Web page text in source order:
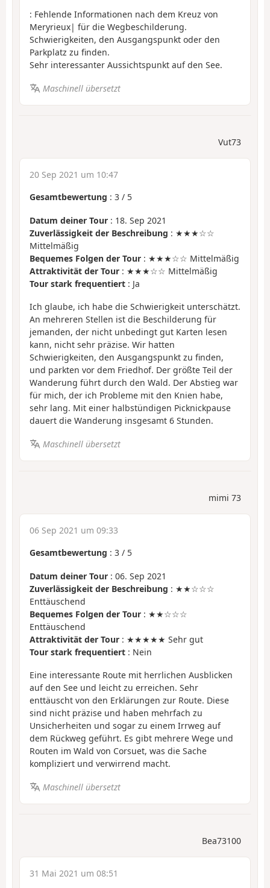
: Fehlende Informationen nach dem Kreuz von
Meryrieux| für die Wegbeschilderung.
Schwierigkeiten, den Ausgangspunkt oder den
Parkplatz zu finden.
Sehr interessanter Aussichtspunkt auf den See.
Maschinell übersetzt
Vut73
20 Sep 2021 um 10:47
Gesamtbewertung : 3 / 5
Datum deiner Tour : 18. Sep 2021
Zuverlässigkeit der Beschreibung : ★★★☆☆
Mittelmäßig
Bequemes Folgen der Tour : ★★★☆☆ Mittelmäßig
Attraktivität der Tour : ★★★☆☆ Mittelmäßig
Tour stark frequentiert : Ja
Ich glaube, ich habe die Schwierigkeit unterschätzt.
An mehreren Stellen ist die Beschilderung für
jemanden, der nicht unbedingt gut Karten lesen
kann, nicht sehr präzise. Wir hatten
Schwierigkeiten, den Ausgangspunkt zu finden,
und parkten vor dem Friedhof. Der größte Teil der
Wanderung führt durch den Wald. Der Abstieg war
für mich, der ich Probleme mit den Knien habe,
sehr lang. Mit einer halbstündigen Picknickpause
dauert die Wanderung insgesamt 6 Stunden.
Maschinell übersetzt
mimi 73
06 Sep 2021 um 09:33
Gesamtbewertung : 3 / 5
Datum deiner Tour : 06. Sep 2021
Zuverlässigkeit der Beschreibung : ★★☆☆☆
Enttäuschend
Bequemes Folgen der Tour : ★★☆☆☆
Enttäuschend
Attraktivität der Tour : ★★★★★ Sehr gut
Tour stark frequentiert : Nein
Eine interessante Route mit herrlichen Ausblicken
auf den See und leicht zu erreichen. Sehr
enttäuscht von den Erklärungen zur Route. Diese
sind nicht präzise und haben mehrfach zu
Unsicherheiten und sogar zu einem Irrweg auf
dem Rückweg geführt. Es gibt mehrere Wege und
Routen im Wald von Corsuet, was die Sache
kompliziert und verwirrend macht.
Maschinell übersetzt
Bea73100
31 Mai 2021 um 08:51